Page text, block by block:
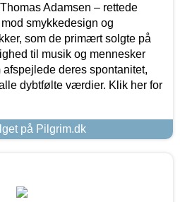
Adamsen – rettede
smykkedesign og
som de primært solgte på
til musik og mennesker
deres spontanitet,
dybtfølte værdier. Klik her for
på Pilgrim.dk